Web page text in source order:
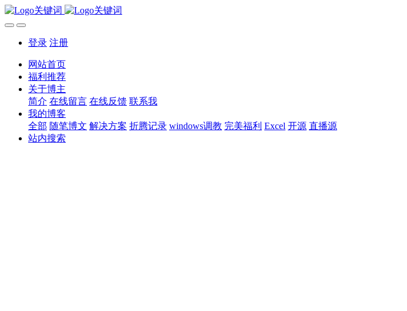
登录 注册
网站首页
福利推荐
关于博主
简介 在线留言 在线反馈 联系我
我的博客
全部 随笔博文 解决方案 折腾记录 windows调教 完美福利 Excel 开源 直播源
站内搜索